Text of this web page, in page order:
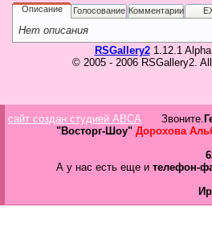
Пользователь
Пароль
Запомнить
Описание Голосование Комментарии
Нет описания
RSGallery21.12.1
© 2005 - 2006 RSGallery2.
сайт создан студией ABCA Звоните.
"Восторг-Шоу" Дорохова
А у нас есть еще и телефон-